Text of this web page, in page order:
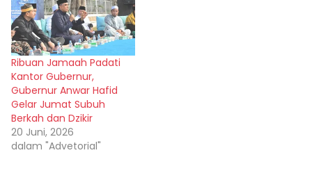
Ribuan Jamaah Padati
Kantor Gubernur,
Gubernur Anwar Hafid
Gelar Jumat Subuh
Berkah dan Dzikir
20 Juni, 2026
dalam "Advetorial"